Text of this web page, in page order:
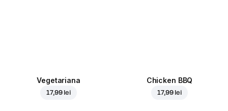
Vegetariana
17,99 lei
Chicken BBQ
17,99 lei